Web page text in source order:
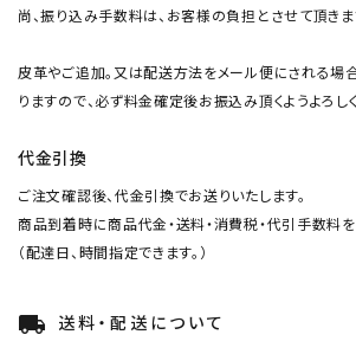
尚、振り込み手数料は、お客様の負担とさせて頂きま
皮革やご追加。又は配送方法をメール便にされる
りますので、必ず料金確定後お振込み頂くようよろし
代金引換
ご注文確認後、代金引換でお送りいたします。
商品到着時に商品代金・送料・消費税・代引手数料を
（配達日、時間指定できます。）
local_shipping 送料・配送について